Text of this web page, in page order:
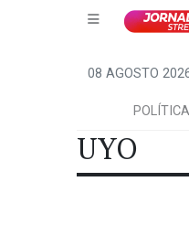
08 AGOSTO
POLÍTICA
UYO